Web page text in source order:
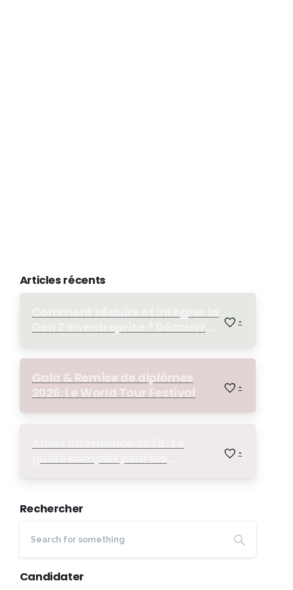
Articles récents
-
Gala & Remise de diplômes
2026: Le World Tour Festival
-
-
Rechercher
Candidater